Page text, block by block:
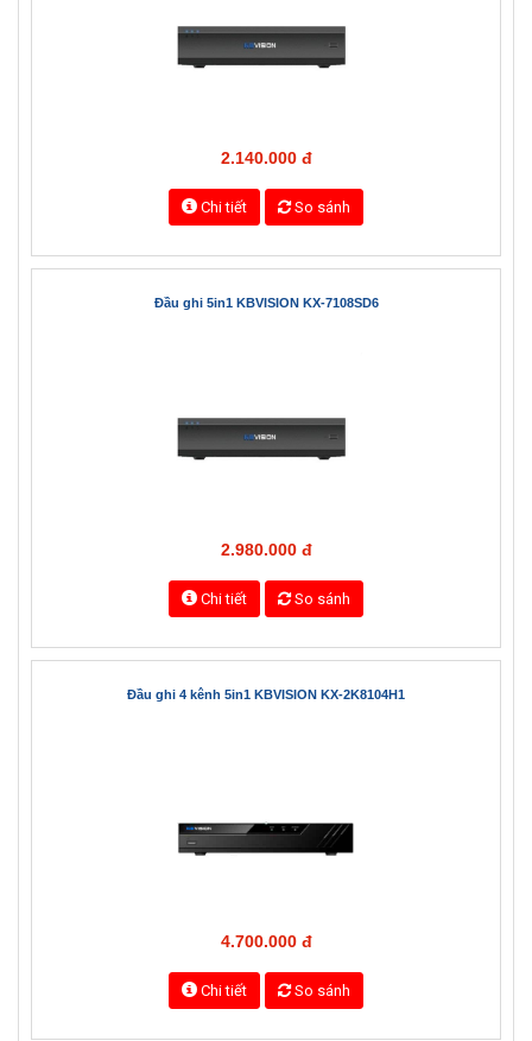
29.600.000 đ
Chi tiết So sánh
Đầu ghi 5in1 KBVISION KX-7104SD6
2.140.000 đ
Chi tiết So sánh
Đầu ghi 5in1 KBVISION KX-7108SD6
Chi tiết So sánh
Đầu ghi 4 kênh 5in1 KBVISION KX-2K8104H1